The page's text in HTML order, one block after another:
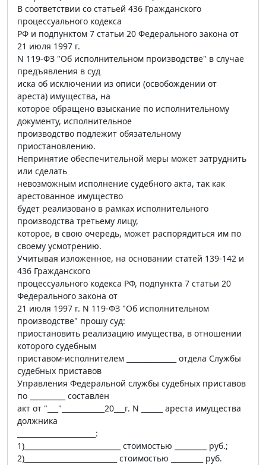
В соответствии со статьей 436 Гражданского
процессуального кодекса
РФ и подпунктом 7 статьи 20 Федерального закона от
21 июля 1997 г.
N 119-ФЗ "Об исполнительном производстве" в случае
предъявления в суд
иска об исключении из описи (освобождении от
ареста) имущества, на
которое обращено взыскание по исполнительному
документу, исполнительное
производство подлежит обязательному
приостановлению.
Непринятие обеспечительной меры может затруднить
или сделать
невозможным исполнение судебного акта, так как
арестованное имущество
будет реализовано в рамках исполнительного
производства третьему лицу,
которое, в свою очередь, может распорядиться им по
своему усмотрению.
Учитывая изложенное, на основании статей 139-142 и
436 Гражданского
процессуального кодекса РФ, подпункта 7 статьи 20
Федерального закона от
21 июля 1997 г. N 119-ФЗ "Об исполнительном
производстве" прошу суд:
приостановить реализацию имущества, в отношении
которого судебным
приставом-исполнителем ______________ отдела Службы
судебных приставов
Управления Федеральной службы судебных приставов
по __________ составлен
акт от "___"____________20___г. N ______ ареста имущества
должника
______________________:
1)___________________________ стоимостью _________ руб.;
2)__________________________ стоимостью _________ руб.